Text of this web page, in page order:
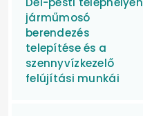
járműmosó
berendezés
telepítése és a
szennyvízkezelő
felújítási munkái